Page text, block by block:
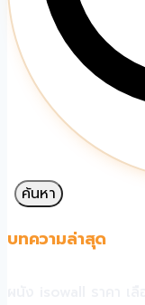
ค้นหา
บทความล่าสุด